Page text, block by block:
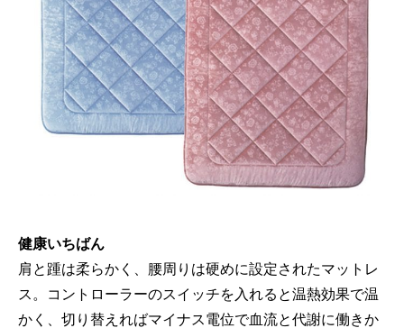
健康いちばん
肩と踵は柔らかく、腰周りは硬めに設定されたマットレ
ス。コントローラーのスイッチを入れると温熱効果で温
かく、切り替えればマイナス電位で血流と代謝に働きか